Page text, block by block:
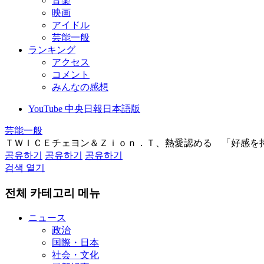
映画
アイドル
芸能一般
ランキング
アクセス
コメント
みんなの感想
YouTube 中央日報日本語版
芸能一般
ＴＷＩＣＥチェヨン＆Ｚｉｏｎ．Ｔ、熱愛認める 「好感を
공유하기
공유하기
공유하기
검색 열기
전체 카테고리 메뉴
ニュース
政治
国際・日本
社会・文化